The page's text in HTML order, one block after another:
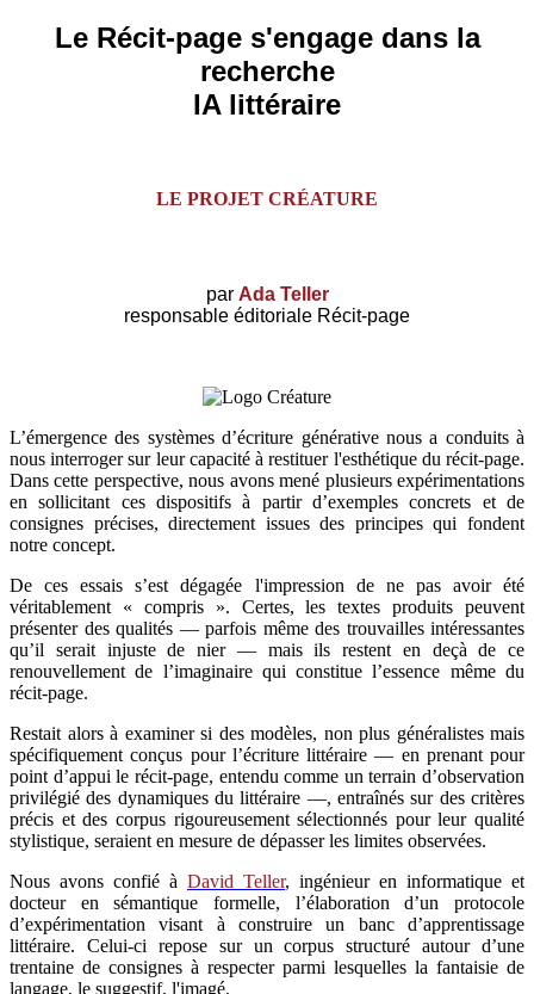
Le Récit-page s'engage dans la
recherche
IA littéraire
LE PROJET CRÉATURE
par Ada Teller
responsable éditoriale Récit-page
L’émergence des systèmes d’écriture générative nous a conduits à
nous interroger sur leur capacité à restituer l'esthétique du récit-page.
Dans cette perspective, nous avons mené plusieurs expérimentations
en sollicitant ces dispositifs à partir d’exemples concrets et de
consignes précises, directement issues des principes qui fondent
notre concept.
De ces essais s’est dégagée l'impression de ne pas avoir été
véritablement « compris ». Certes, les textes produits peuvent
présenter des qualités — parfois même des trouvailles intéressantes
qu’il serait injuste de nier — mais ils restent en deçà de ce
renouvellement de l’imaginaire qui constitue l’essence même du
récit-page.
Restait alors à examiner si des modèles, non plus généralistes mais
spécifiquement conçus pour l’écriture littéraire — en prenant pour
point d’appui le récit-page, entendu comme un terrain d’observation
privilégié des dynamiques du littéraire —, entraînés sur des critères
précis et des corpus rigoureusement sélectionnés pour leur qualité
stylistique, seraient en mesure de dépasser les limites observées.
Nous avons confié à David Teller, ingénieur en informatique et
docteur en sémantique formelle, l’élaboration d’un protocole
d’expérimentation visant à construire un banc d’apprentissage
littéraire. Celui-ci repose sur un corpus structuré autour d’une
trentaine de consignes à respecter parmi lesquelles la fantaisie de
langage, le suggestif, l'imagé.